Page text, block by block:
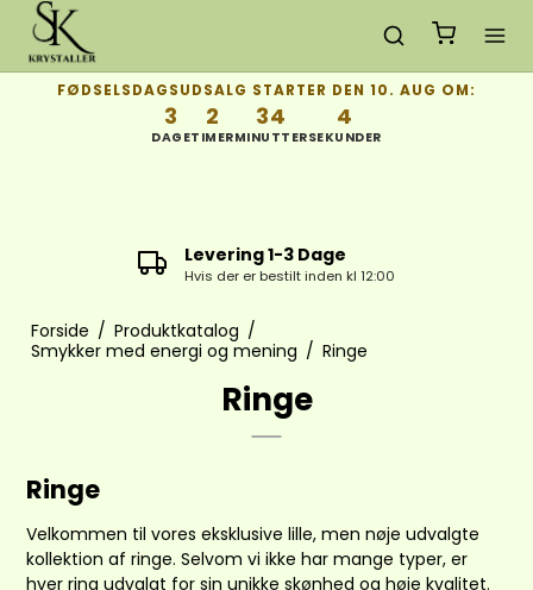
FØDSELSDAGSUDSALG STARTER DEN 10. AUG OM:
3
DAGE
2
TIMER
34
MINUTTER
3
SEKUNDER
Levering 1-3 Dage
Hvis der er bestilt inden kl 12:00
Forside / Produktkatalog /
Smykker med energi og mening / Ringe
Ringe
Ringe
Velkommen til vores eksklusive lille, men nøje udvalgte
kollektion af ringe. Selvom vi ikke har mange typer, er
hver ring udvalgt for sin unikke skønhed og høje kvalitet.